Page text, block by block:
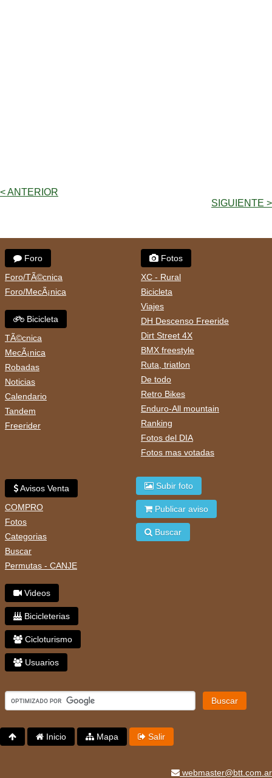
< ANTERIOR
SIGUIENTE >
Foro
Foro/TÃ©cnica
Foro/MecÃ¡nica
Bicicleta
TÃ©cnica
MecÃ¡nica
Robadas
Noticias
Calendario
Tandem
Freerider
Fotos
XC - Rural
Bicicleta
Viajes
DH Descenso Freeride
Dirt Street 4X
BMX freestyle
Ruta, triatlon
De todo
Retro Bikes
Enduro-All mountain
Ranking
Fotos del DIA
Fotos mas votadas
Avisos Venta
COMPRO
Fotos
Categorias
Buscar
Permutas - CANJE
Videos
Bicicleterias
Cicloturismo
Usuarios
Subir foto
Publicar aviso
Buscar
Buscar
Inicio Mapa Salir
webmaster@btt.com.ar